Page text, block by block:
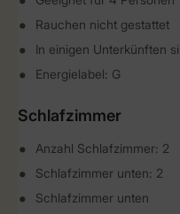
Rauchen nicht gestattet
In einigen Unterkünften
Energielabel: G
Schlafzimmer
Anzahl Schlafzimmer: 2
Schlafzimmer unten: 2
Schlafzimmer unten